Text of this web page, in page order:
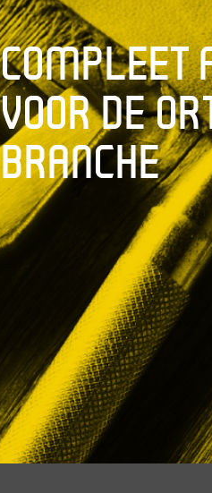
COMPLEET
VOOR DE
BRANCHE